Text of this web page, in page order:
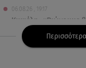
06.08.26 , 19:17
Κυψέλη: «Βιώνουμε
οδύνη» - Τι λέει η
Λίζα
Περισσότερα